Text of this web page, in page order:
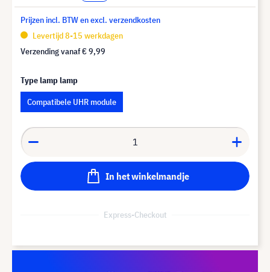
Prijzen incl. BTW en excl. verzendkosten
Levertijd 8-15 werkdagen
Verzending vanaf€ 9,99
Type lamp lamp
Compatibele UHR module
In het winkelmandje
Express-Checkout